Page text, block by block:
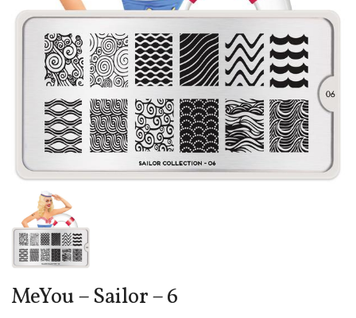
MeYou – Sailor – 6